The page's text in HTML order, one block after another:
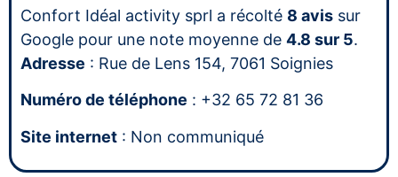
Confort Idéal activity sprl a récolté 8 avis sur
Google pour une note moyenne de 4.8 sur 5.
Adresse : Rue de Lens 154, 7061 Soignies
Numéro de téléphone : +32 65 72 81 36
Site internet : Non communiqué